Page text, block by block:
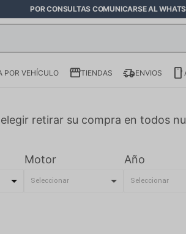
POR CONSULTAS COMUNICARSE AL
POR VEHÍCULO TIENDAS ENVIOS
retirar su compra en todos
Motor Año